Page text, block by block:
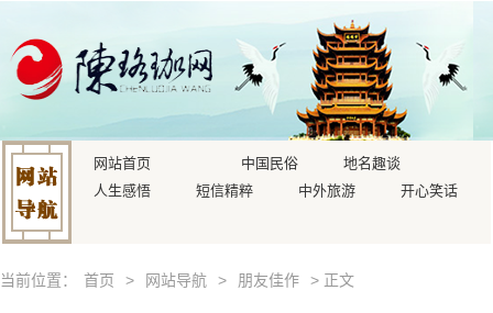
网站首页 中国民俗
地名趣谈
人生感悟
短信精粹 中外旅游 开心笑话
当前位置： 首页 > 网站导航 > 朋友佳作 > 正文